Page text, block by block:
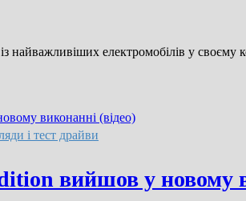
найважливіших електромобілів у
і тест драйви
вийшов у новому